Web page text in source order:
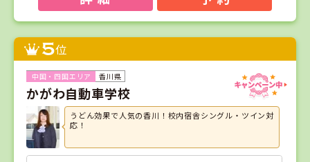
5位
香川県
かがわ自動車学校
うどん効果で人気の香川！校内宿舎シングル・ツイン対
応！